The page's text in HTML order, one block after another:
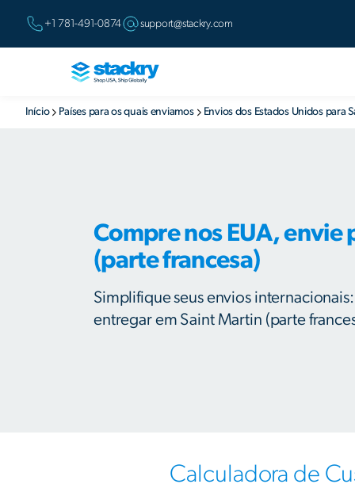
+1 781-491-0874 support@stackry.com
Início Países para os quais enviamos Envios dos Estados Unidos para
Compre nos EUA, envie
(parte francesa)
Simplifique seus envios
entregar em Saint Martin (parte
Calculadora de